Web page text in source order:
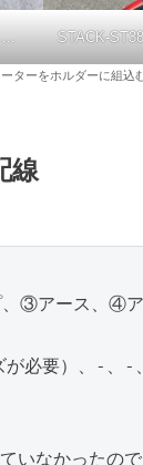
STACK-ST3802スタックスピードメーター
ターをホルダーに組込
線
③アース、④ア
が必要）、-、-
いなかったの